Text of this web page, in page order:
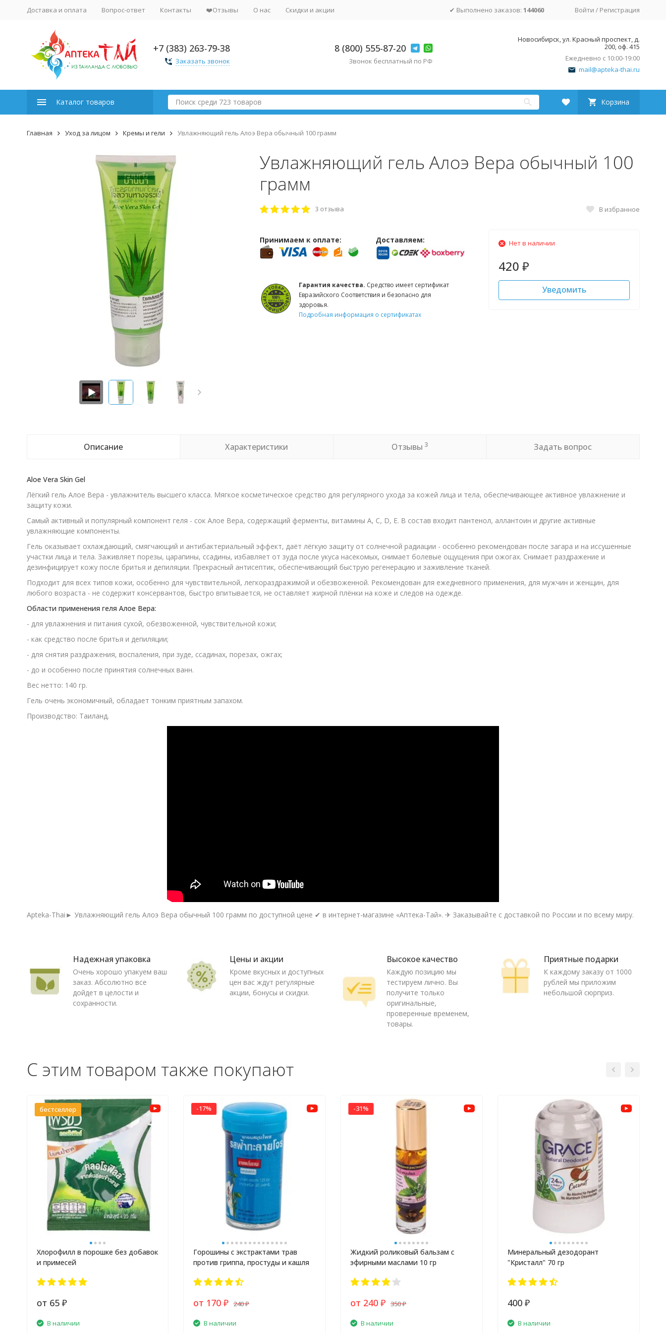
Доставка и оплата Вопрос-ответ Контакты ❤️Отзывы О нас Скидки и акции ✔ Выполнено заказов: 144060 Войти / Регистрация
+7 (383) 263-79-38
Заказать звонок
8 (800) 555-87-20
Звонок бесплатный по РФ
Новосибирск, ул. Красный проспект, д.
200, оф. 415
Ежедневно с 10:00-19:00
mail@apteka-thai.ru
Каталог товаров Корзина
Главная Уход за лицом Кремы и гели Увлажняющий гель Алоэ Вера обычный 100 грамм
Увлажняющий гель Алоэ Вера обычный 100
грамм
3 отзыва В избранное
Принимаем к оплате: Доставляем:
Гарантия качества. Средство имеет сертификат
Евразийского Соответствия и безопасно для
здоровья.
Подробная информация о сертификатах
Нет в наличии
420 ₽
Уведомить
Описание Характеристики Отзывы 3 Задать вопрос
Aloe Vera Skin Gel
Лёгкий гель Алое Вера - увлажнитель высшего класса. Мягкое косметическое средство для регулярного ухода за кожей лица и тела, обеспечивающее активное увлажнение и
защиту кожи.
Самый активный и популярный компонент геля - сок Алое Вера, содержащий ферменты, витамины А, С, D, Е. В состав входит пантенол, аллантоин и другие активные
увлажняющие компоненты.
Гель оказывает охлаждающий, смягчающий и антибактериальный эффект, даёт лёгкую защиту от солнечной радиации - особенно рекомендован после загара и на иссушенные
участки лица и тела. Заживляет порезы, царапины, ссадины, избавляет от зуда после укуса насекомых, снимает болевые ощущения при ожогах. Снимает раздражение и
дезинфицирует кожу после бритья и депиляции. Прекрасный антисептик, обеспечивающий быструю регенерацию и заживление тканей.
Подходит для всех типов кожи, особенно для чувствительной, легкораздражимой и обезвоженной. Рекомендован для ежедневного применения, для мужчин и женщин, для
любого возраста - не содержит консервантов, быстро впитывается, не оставляет жирной плёнки на коже и следов на одежде.
Области применения геля Алое Вера:
- для увлажнения и питания сухой, обезвоженной, чувствительной кожи;
- как средство после бритья и депиляции;
- для снятия раздражения, воспаления, при зуде, ссадинах, порезах, ожгах;
- до и особенно после принятия солнечных ванн.
Вес нетто: 140 гр.
Гель очень экономичный, обладает тонким приятным запахом.
Производство: Таиланд.
Apteka-Thai► Увлажняющий гель Алоэ Вера обычный 100 грамм по доступной цене ✔ в интернет-магазине «Аптека-Тай». ✈ Заказывайте с доставкой по России и по всему миру.
Надежная упаковка
Очень хорошо упакуем ваш
заказ. Абсолютно все
дойдет в целости и
сохранности.
Цены и акции
Кроме вкусных и доступных
цен вас ждут регулярные
акции, бонусы и скидки.
Высокое качество
Каждую позицию мы
тестируем лично. Вы
получите только
оригинальные,
проверенные временем,
товары.
Приятные подарки
К каждому заказу от 1000
рублей мы приложим
небольшой сюрприз.
С этим товаром также покупают
бестселлер
Хлорофилл в порошке без добавок
и примесей
от 65 ₽
В наличии
-17%
Горошины с экстрактами трав
против гриппа, простуды и кашля
от 170₽ 240₽
В наличии
-31%
Жидкий роликовый бальзам с
эфирными маслами 10 гр
от 240 ₽ 350₽
В наличии
Минеральный дезодорант
"Кристалл" 70 гр
400 ₽
В наличии